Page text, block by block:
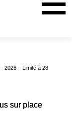
2026 – Limité à 28